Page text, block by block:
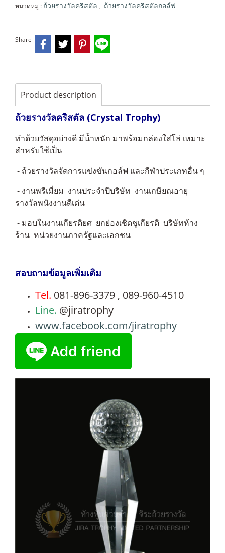
หมวดหมู่ : ถ้วยรางวัลคริสตัล , ถ้วยรางวัลคริสตัลกอล์ฟ
Share
Product description
ถ้วยรางวัลคริสตัล (Crystal Trophy)
ทำด้วยวัสดุอย่างดี มีน้ำหนัก มาพร้อมกล่องใส่โล่ เหมาะ
สำหรับใช้เป็น
- ถ้วยรางวัลจัดการแข่งขันกอล์ฟ และกีฬาประเภทอื่น ๆ
- งานพรีเมี่ยม งานประจำปีบริษัท งานเกษียณอายุ
รางวัลพนังงานดีเด่น
- มอบในงานเกียรติยศ ยกย่องเชิดชูเกียรติ บริษัทห้าง
ร้าน หน่วยงานภาครัฐและเอกชน
สอบถามข้อมูลเพิ่มเติม
Tel. 081-896-3379 , 089-960-4510
Line. @jiratrophy
www.facebook.com/jiratrophy